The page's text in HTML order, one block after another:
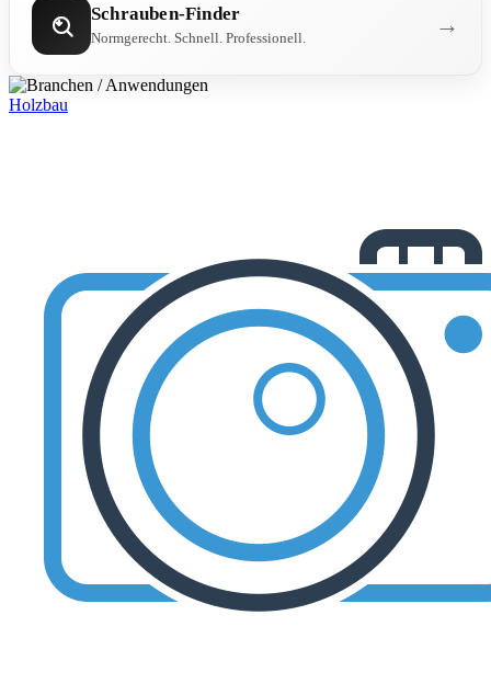
Schrauben-Finder
Normgerecht. Schnell. Professionell. →
Holzbau